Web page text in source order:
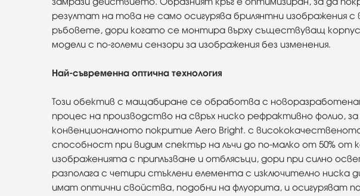
резултат на това не само осигурява брилянтни
ръбовете, дори когато се монтира върху съществуващ
модели с по-големи сензори за изображения без изменения.
Най-съвременна оптична технология
Този обектив с мащабиране се обработва с
процес на производство на свръх ниско рефрактивно фолио,
конвенционалното покритие Aero Bright. с
способност при видим спектър на лъчи до по-малко от 50% от
изображенията с приплъзване и отблясъци, дори при силно
разполага с четири стъклени елемента с изключително ниска
имат оптични свойства, подобни на флуорита, и осигуряват